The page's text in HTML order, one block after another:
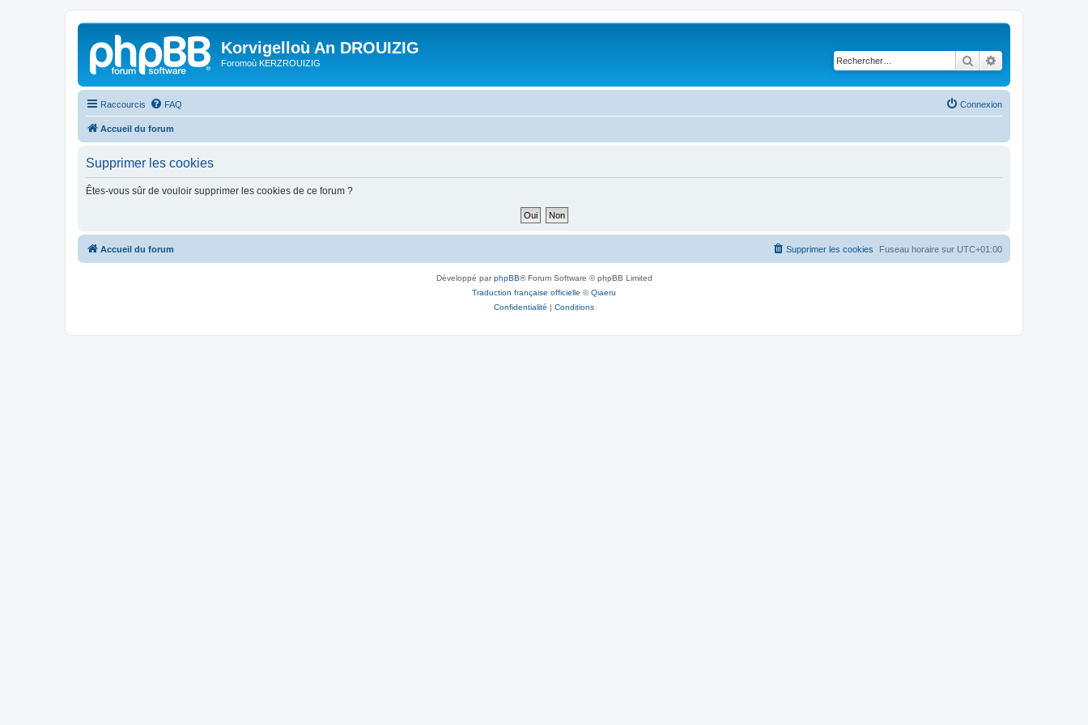
Korvigelloù An DROUIZIG
Foromoù KERZROUIZIG Rechercher
Raccourcis FAQ Connexion
Accueil du forum
Supprimer les cookies
Êtes-vous sûr de vouloir supprimer les cookies de ce forum ?
Accueil du forum Fuseau horaire sur UTC+01:00
Supprimer les cookies
Développé parphpBB® Forum Software © phpBB Limited
Traduction française officielle ©Qiaeru
Confidentialité | Conditions